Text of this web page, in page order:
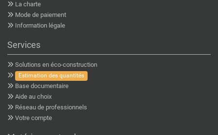
La charte
Mode de paiement
Information légale
Services
Solutions en éco-construction
Estimation des quantités
Base documentaire
Aide au choix
Réseau de professionnels
Votre compte